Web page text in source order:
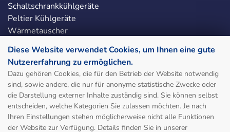
Schaltschrankkühlgeräte
Peltier Kühlgeräte
Wärmetauscher
Schaltschrankheizungen
Schaltschrankzubehör
LED-Schaltschrankleuchten
Social & Legal
Diese Website verwendet Cookies, um Ihnen eine gute
Nutzererfahrung zu ermöglichen.
Dazu gehören Cookies, die für den Betrieb der Website notwendig
sind, sowie andere, die nur für anonyme statistische Zwecke oder
die Darstellung externer Inhalte zuständig sind. Sie können selbst
entscheiden, welche Kategorien Sie zulassen möchten. Je nach
Ihren Einstellungen stehen möglicherweise nicht alle Funktionen
der Website zur Verfügung. Details finden Sie in unserer